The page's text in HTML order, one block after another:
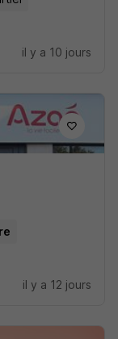
il y a 10 jours
il y a 12 jours